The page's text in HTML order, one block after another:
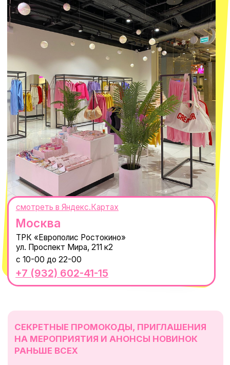
ИП Проворный Алексей Алексеевич
ИНН 667114098580
ОГРНИП 320665800076581
Telegram
macrocosm_store@mail.ru
КОНТАКТЫ
© 2021-2025 Macrocosm ®
Оферта
Пользовательское соглашение
Политика обработки персональных
данных